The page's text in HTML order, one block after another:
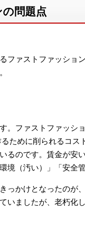
問題点
ファストファッショ
。ファストファッシ
ために削られるコ
るのです。賃金が安
境（汚い）」「安全
っかけとなったのが
いましたが、老朽化